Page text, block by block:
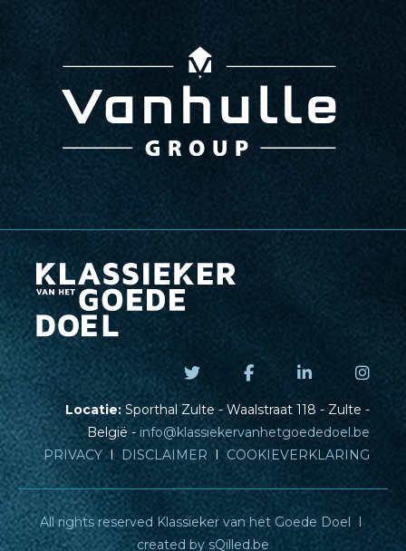
Locatie: Sporthal Zulte - Waalstraat 118 - Zulte -
België - info@klassiekervanhetgoededoel.be
PRIVACYI DISCLAIMER I COOKIEVERKLARING
All rights reserved Klassieker van het Goede Doel I
created bysQilled.be